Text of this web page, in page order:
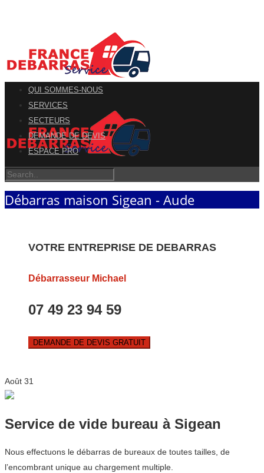
QUI SOMMES-NOUS
SERVICES
SECTEURS
DEMANDE DE DEVIS
ESPACE PRO
Débarras maison Sigean - Aude
VOTRE ENTREPRISE DE DEBARRAS
Débarrasseur Michael
07 49 23 94 59
DEMANDE DE DEVIS GRATUIT
Août 31
Service de vide bureau à Sigean
Nous effectuons le débarras de bureaux de toutes tailles, de
l’encombrant unique au chargement multiple.